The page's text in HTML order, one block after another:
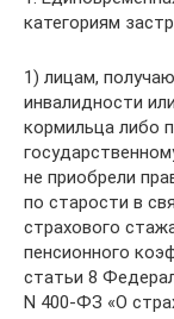
категориям
1) лицам,
инвалидности
кормильца либо
не приобрели
по старости в
страхового
пенсионного
статьи 8
N 400-ФЗ «О